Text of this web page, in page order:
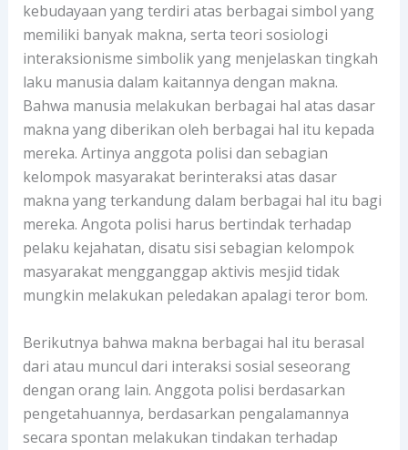
kebudayaan yang terdiri atas berbagai simbol yang
memiliki banyak makna, serta teori sosiologi
interaksionisme simbolik yang menjelaskan tingkah
laku manusia dalam kaitannya dengan makna.
Bahwa manusia melakukan berbagai hal atas dasar
makna yang diberikan oleh berbagai hal itu kepada
mereka. Artinya anggota polisi dan sebagian
kelompok masyarakat berinteraksi atas dasar
makna yang terkandung dalam berbagai hal itu bagi
mereka. Angota polisi harus bertindak terhadap
pelaku kejahatan, disatu sisi sebagian kelompok
masyarakat mengganggap aktivis mesjid tidak
mungkin melakukan peledakan apalagi teror bom.
Berikutnya bahwa makna berbagai hal itu berasal
dari atau muncul dari interaksi sosial seseorang
dengan orang lain. Anggota polisi berdasarkan
pengetahuannya, berdasarkan pengalamannya
secara spontan melakukan tindakan terhadap